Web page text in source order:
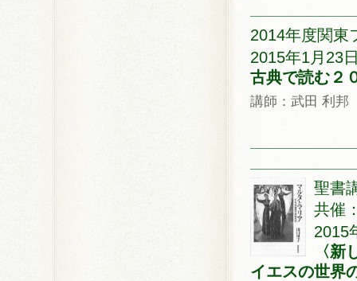
2014年度関
2015年1月23
古典で読む
講師：武田 利邦
聖書
共催
2015
〈新
イエスの世界